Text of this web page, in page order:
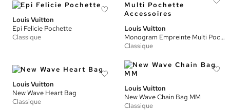
Louis Vuitton
Epi Felicie Pochette
Classique
Louis Vuitton
Monogram Empreinte Multi Pochette Accessoires
Classique
Louis Vuitton
New Wave Heart Bag
Classique
Louis Vuitton
New Wave Chain Bag MM
Classique